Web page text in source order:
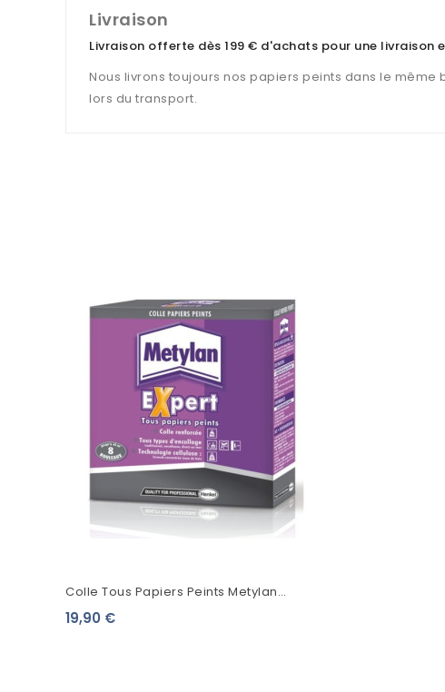
Livraison
Livraison offerte dès 199 € d'achats pour une livraison
Nous livrons toujours nos papiers peints dans le
lors du transport.
Colle Tous Papiers Peints Metylan
Expert
19,90 €